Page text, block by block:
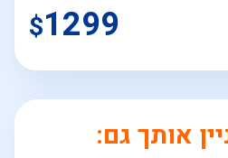
$1299
אותך גם: